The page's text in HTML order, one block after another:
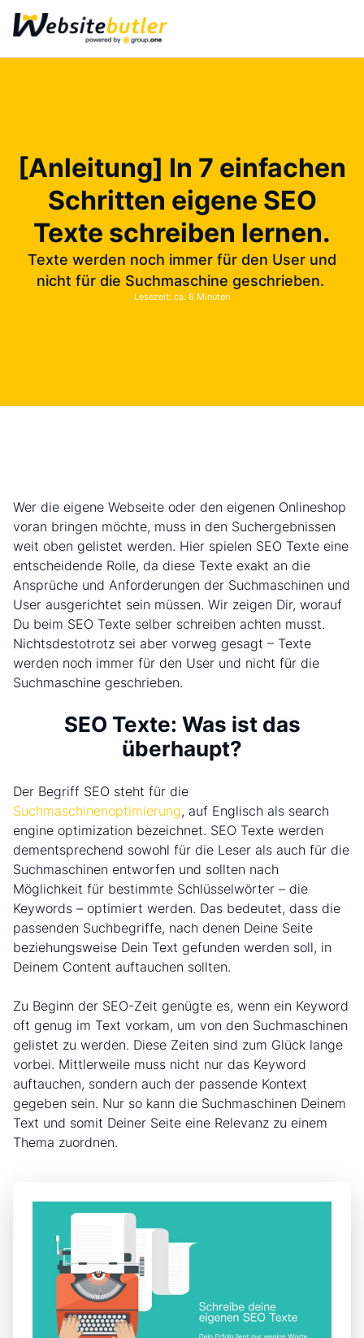
[Anleitung] In 7 einfachen
Schritten eigene SEO
Texte schreiben lernen.
Texte werden noch immer für den User und
nicht für die Suchmaschine geschrieben.
Lesezeit: ca. 8 Minuten
Wer die eigene Webseite oder den eigenen Onlineshop
voran bringen möchte, muss in den Suchergebnissen
weit oben gelistet werden. Hier spielen SEO Texte eine
entscheidende Rolle, da diese Texte exakt an die
Ansprüche und Anforderungen der Suchmaschinen und
User ausgerichtet sein müssen. Wir zeigen Dir, worauf
Du beim SEO Texte selber schreiben achten musst.
Nichtsdestotrotz sei aber vorweg gesagt – Texte
werden noch immer für den User und nicht für die
Suchmaschine geschrieben.
SEO Texte: Was ist das
überhaupt?
Der Begriff SEO steht für die
Suchmaschinenoptimierung, auf Englisch als search
engine optimization bezeichnet. SEO Texte werden
dementsprechend sowohl für die Leser als auch für die
Suchmaschinen entworfen und sollten nach
Möglichkeit für bestimmte Schlüsselwörter – die
Keywords – optimiert werden. Das bedeutet, dass die
passenden Suchbegriffe, nach denen Deine Seite
beziehungsweise Dein Text gefunden werden soll, in
Deinem Content auftauchen sollten.
Zu Beginn der SEO-Zeit genügte es, wenn ein Keyword
oft genug im Text vorkam, um von den Suchmaschinen
gelistet zu werden. Diese Zeiten sind zum Glück lange
vorbei. Mittlerweile muss nicht nur das Keyword
auftauchen, sondern auch der passende Kontext
gegeben sein. Nur so kann die Suchmaschinen Deinem
Text und somit Deiner Seite eine Relevanz zu einem
Thema zuordnen.